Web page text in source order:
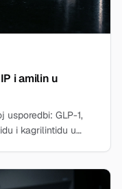
i amilin u
GLP-1,
i kagrilintidu u